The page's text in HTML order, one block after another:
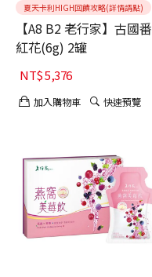
夏天卡利HIGH回饋攻略(詳情請點)
【A8 B2 老行家】古國番
紅花(6g) 2罐
NT$5,376
加入購物車 快速預覽